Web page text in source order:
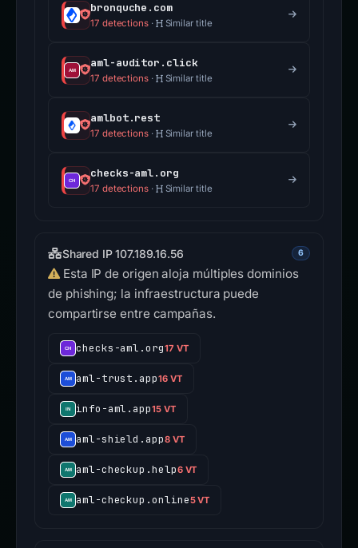
bronquche.com
17 detections· Similar title
aml-auditor.click
17 detections· Similar title
amlbot.rest
17 detections· Similar title
checks-aml.org
17 detections· Similar title
Shared IP 107.189.16.56 6
Esta IP de origen aloja múltiples dominios
de phishing; la infraestructura puede
compartirse entre campañas.
checks-aml.org17 VT
aml-trust.app16 VT
info-aml.app15 VT
aml-shield.app8 VT
aml-checkup.help6 VT
aml-checkup.online5 VT